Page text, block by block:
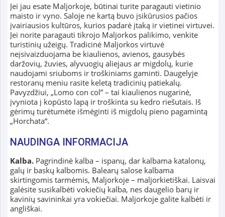
Jei jau esate Maljorkoje, būtinai turite paragauti vietinio
maisto ir vyno. Saloje ne kartą buvo įsikūrusios pačios
įvairiausios kultūros, kurios padarė įtaką ir vietinei virtuvei.
Jei norite paragauti tikrojo Maljorkos palikimo, venkite
turistinių užeigų. Tradicinė Maljorkos virtuvė
neįsivaizduojama be kiaulienos, avienos, gausybės
daržovių, žuvies, alyvuogių aliejaus ar migdolų, kurie
naudojami sriuboms ir troškiniams gaminti. Daugelyje
restoranų meniu rasite keletą tradicinių patiekalų.
Pavyzdžiui, „Lomo con col” – tai kiaulienos nugarinė,
įvyniota į kopūsto lapą ir troškinta su kedro riešutais. Iš
gėrimų turėtumėte išmėginti iš migdolų pieno pagamintą
„Horchata“.
NAUDINGA INFORMACIJA
Kalba.Pagrindinė kalba – ispanų, dar kalbama katalonų,
galų ir baskų kalbomis. Balearų salose kalbama
skirtingomis tarmėmis, Maljorkoje – maljorkietiškai. Laisvai
galėsite susikalbėti vokiečių kalba, nes daugelio barų ir
kavinių savininkai yra vokiečiai. Maljorkoje galite kalbėti ir
angliškai.